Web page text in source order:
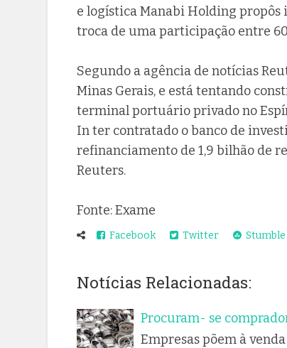
e logística Manabi Holding
troca de uma participação entre
Segundo a agência de notícias
Minas Gerais, e está tentando
terminal portuário privado no
In ter contratado o banco de
refinanciamento de 1,9 bilhão de
Reuters.
Fonte: Exame
Facebook Twitter Stumble
Notícias Relacionadas:
Procuram- se
Empresas põem à